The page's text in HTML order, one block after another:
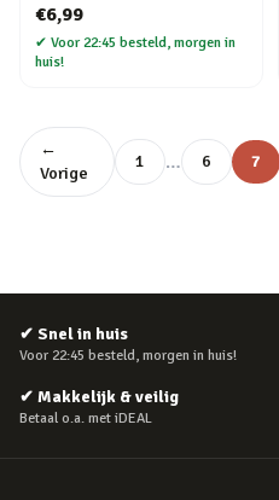
€6,99
✔ Voor 22:45 besteld, morgen in
huis!
←
Vorige
1 … 6 7
✔ Snel in huis
Voor 22:45 besteld, morgen in huis!
✔ Makkelijk & veilig
Betaal o.a. met iDEAL